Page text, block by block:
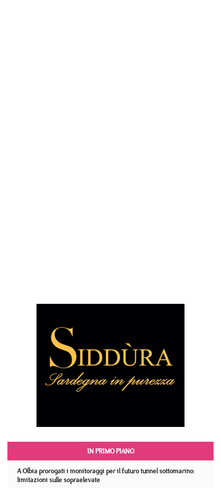
IN PRIMO PIANO
A Olbia prorogati i monitoraggi per il futuro tunnel sottomarino:
limitazioni sulle sopraelevate